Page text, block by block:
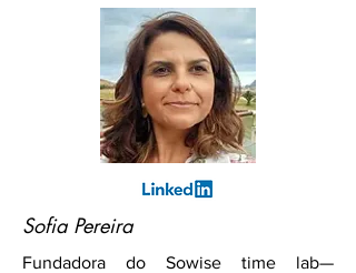
Sofia Pereira
Fundadora do Sowise time lab—